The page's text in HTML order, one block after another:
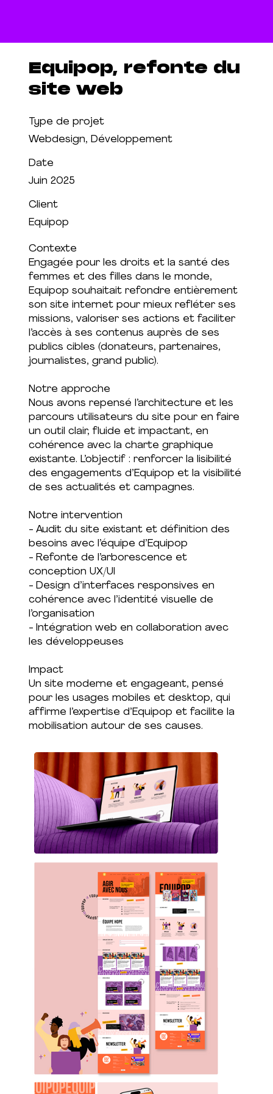
Equipop, refonte du
site web
Type de projet
Webdesign, Développement
Date
Juin 2025
Client
Equipop
Contexte
Engagée pour les droits et la santé des
femmes et des filles dans le monde,
Equipop souhaitait refondre entièrement
son site internet pour mieux refléter ses
missions, valoriser ses actions et faciliter
l’accès à ses contenus auprès de ses
publics cibles (donateurs, partenaires,
journalistes, grand public).
Notre approche
Nous avons repensé l’architecture et les
parcours utilisateurs du site pour en faire
un outil clair, fluide et impactant, en
cohérence avec la charte graphique
existante. L’objectif : renforcer la lisibilité
des engagements d’Equipop et la visibilité
de ses actualités et campagnes.
Notre intervention
- Audit du site existant et définition des
besoins avec l’équipe d’Equipop
- Refonte de l’arborescence et
conception UX/UI
- Design d’interfaces responsives en
cohérence avec l’identité visuelle de
l’organisation
- Intégration web en collaboration avec
les développeuses
Impact
Un site moderne et engageant, pensé
pour les usages mobiles et desktop, qui
affirme l’expertise d’Equipop et facilite la
mobilisation autour de ses causes.